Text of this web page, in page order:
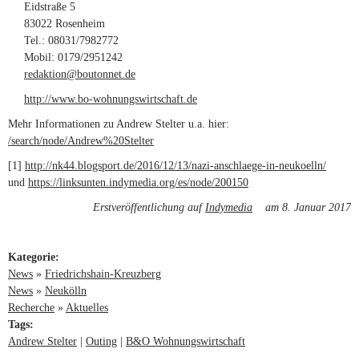
Eidstraße 5
83022 Rosenheim
Tel.: 08031/7982772
Mobil: 0179/2951242
redaktion@boutonnet.de
http://www.bo-wohnungswirtschaft.de
Mehr Informationen zu Andrew Stelter u.a. hier:
/search/node/Andrew%20Stelter
[1] http://nk44.blogsport.de/2016/12/13/nazi-anschlaege-in-neukoelln/
und https://linksunten.indymedia.org/es/node/200150
Erstveröffentlichung aufIndymedia (link is external)
am 8. Januar 2017
Kategorie:
News » Friedrichshain-Kreuzberg
News » Neukölln
Recherche » Aktuelles
Tags:
Andrew Stelter
Outing B&O Wohnungswirtschaft